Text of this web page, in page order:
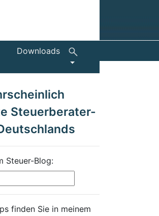
Downloads
Steuerberater-
Steuer-Blog:
finden Sie in meinem